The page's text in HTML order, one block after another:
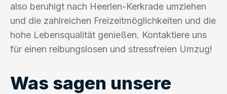
also beruhigt nach Heerlen-Kerkrade umziehen
und die zahlreichen Freizeitmöglichkeiten und die
hohe Lebensqualität genießen. Kontaktiere uns
für einen reibungslosen und stressfreien Umzug!
Was sagen unsere